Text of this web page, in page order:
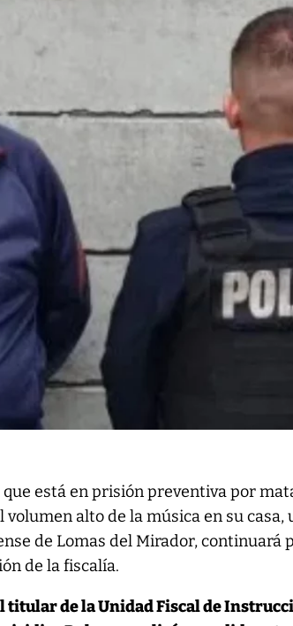
está en prisión preventiva por
volumen alto de la música en su casa,
de Lomas del Mirador, continuará
de la fiscalía.
titular de la Unidad Fiscal de